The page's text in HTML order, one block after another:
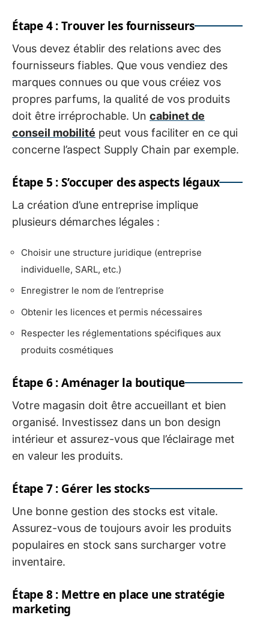
Étape 4 : Trouver les fournisseurs
Vous devez établir des relations avec des
fournisseurs fiables. Que vous vendiez des
marques connues ou que vous créiez vos
propres parfums, la qualité de vos produits
doit être irréprochable. Un cabinet de
conseil mobilité peut vous faciliter en ce qui
concerne l’aspect Supply Chain par exemple.
Étape 5 : S’occuper des aspects légaux
La création d’une entreprise implique
plusieurs démarches légales :
Choisir une structure juridique (entreprise
individuelle, SARL, etc.)
Enregistrer le nom de l’entreprise
Obtenir les licences et permis nécessaires
Respecter les réglementations spécifiques aux
produits cosmétiques
Étape 6 : Aménager la boutique
Votre magasin doit être accueillant et bien
organisé. Investissez dans un bon design
intérieur et assurez-vous que l’éclairage met
en valeur les produits.
Étape 7 : Gérer les stocks
Une bonne gestion des stocks est vitale.
Assurez-vous de toujours avoir les produits
populaires en stock sans surcharger votre
inventaire.
Étape 8 : Mettre en place une stratégie
marketing